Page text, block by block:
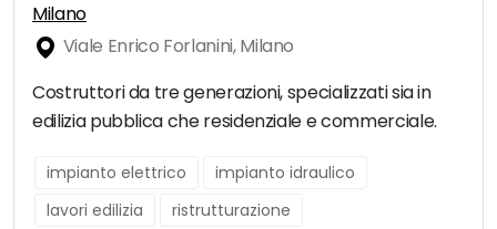
Milano
Viale Enrico Forlanini, Milano
Costruttori da tre generazioni, specializzati sia in
edilizia pubblica che residenziale e commerciale.
impianto elettrico
impianto idraulico
lavori edilizia
ristrutturazione